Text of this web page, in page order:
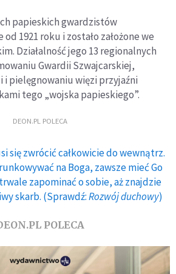
papieskich gwardzistów
1921 roku i zostało założone we
Działalność jego 13 regionalnych
Gwardii Szwajcarskiej,
pielęgnowaniu więzi przyjaźni
tego „wojska papieskiego”.
DEON.PL POLECA
się zwrócić całkowicie do wewnątrz.
na Boga, zawsze mieć Go
zapominać o sobie, aż znajdzie
skarb. (Sprawdź:Rozwój duchowy)
POLECA